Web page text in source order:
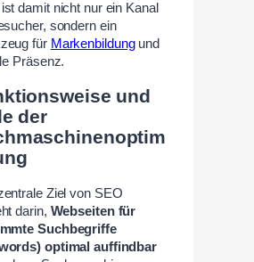
damit nicht nur ein Kanal
sondern ein
für Markenbildungund
Präsenz.
und
der
Ziel von SEO
darin, Webseiten für
Suchbegriffe
optimal auffindbar